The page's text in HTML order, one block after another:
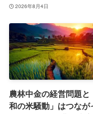
2026年8月4日
農林中金の経営問題と
和の米騒動」はつなが